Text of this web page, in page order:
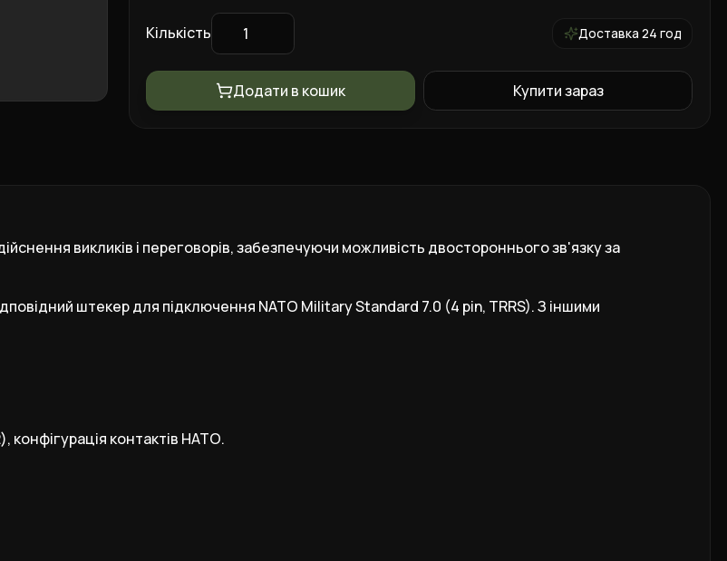
Кількість Доставка 24 год
Додати в кошик Купити зараз
викликів і переговорів, забезпечуючи можливість двостороннього зв'язку за
штекер для підключення NATO Military Standard 7.0 (4 pin, TRRS). З іншими
конфігурація контактів НАТО.